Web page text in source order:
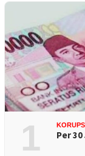
1 KORUPSI
Per